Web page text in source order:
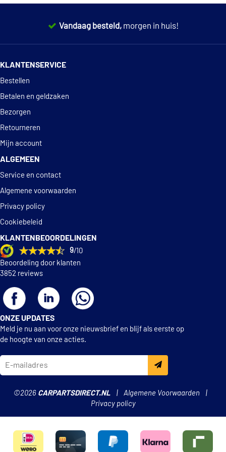
Thermotec D4W008TT € 33,17
Vandaag besteld, morgen in huis!
KLANTENSERVICE
Bestellen
Betalen en geldzaken
Bezorgen
Retourneren
Mijn account
ALGEMEEN
Service en contact
Algemene voorwaarden
Privacy policy
Cookiebeleid
KLANTENBEOORDELINGEN
9/10
Beoordeling door klanten
3852 reviews
ONZE UPDATES
Meld je nu aan voor onze nieuwsbrief en blijf als eerste op
de hoogte van onze acties.
©2026 CARPARTSDIRECT.NL
Algemene Voorwaarden
Privacy policy